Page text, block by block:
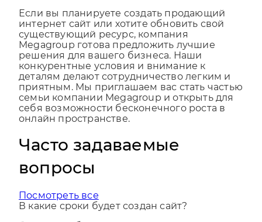
Если вы планируете создать продающий
интернет сайт или хотите обновить свой
существующий ресурс, компания
Megagroup готова предложить лучшие
решения для вашего бизнеса. Наши
конкурентные условия и внимание к
деталям делают сотрудничество легким и
приятным. Мы приглашаем вас стать частью
семьи компании Megagroup и открыть для
себя возможности бесконечного роста в
Часто задаваемые
вопросы
Посмотреть все